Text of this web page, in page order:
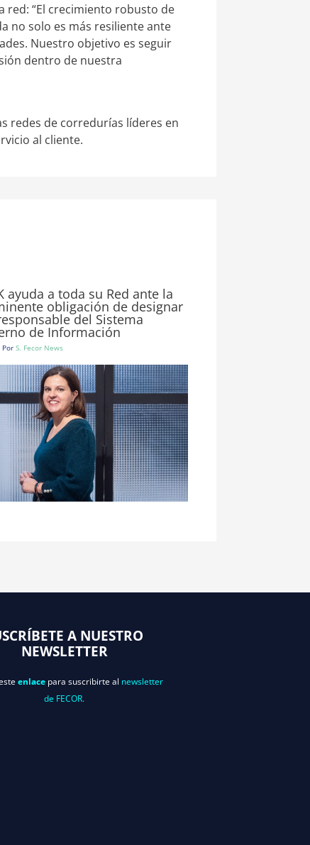
red: “El crecimiento robusto de
no solo es más resiliente ante
Nuestro objetivo es seguir
dentro de nuestra
redes de corredurías líderes en
al cliente.
ayuda a toda su Red ante la
obligación de designar
del Sistema
de Información
Por S. Fecor News
A NUESTRO
NEWSLETTER
enlace para suscribirte al newsletter
de FECOR.